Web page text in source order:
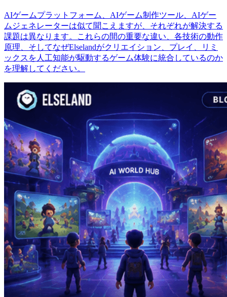
AIゲームプラットフォーム、AIゲーム制作ツール、AIゲー
ムジェネレーターは似て聞こえますが、それぞれが解決する
課題は異なります。これらの間の重要な違い、各技術の動作
原理、そしてなぜElselandがクリエイション、プレイ、リミ
ックスを人工知能が駆動するゲーム体験に統合しているのか
を理解してください。